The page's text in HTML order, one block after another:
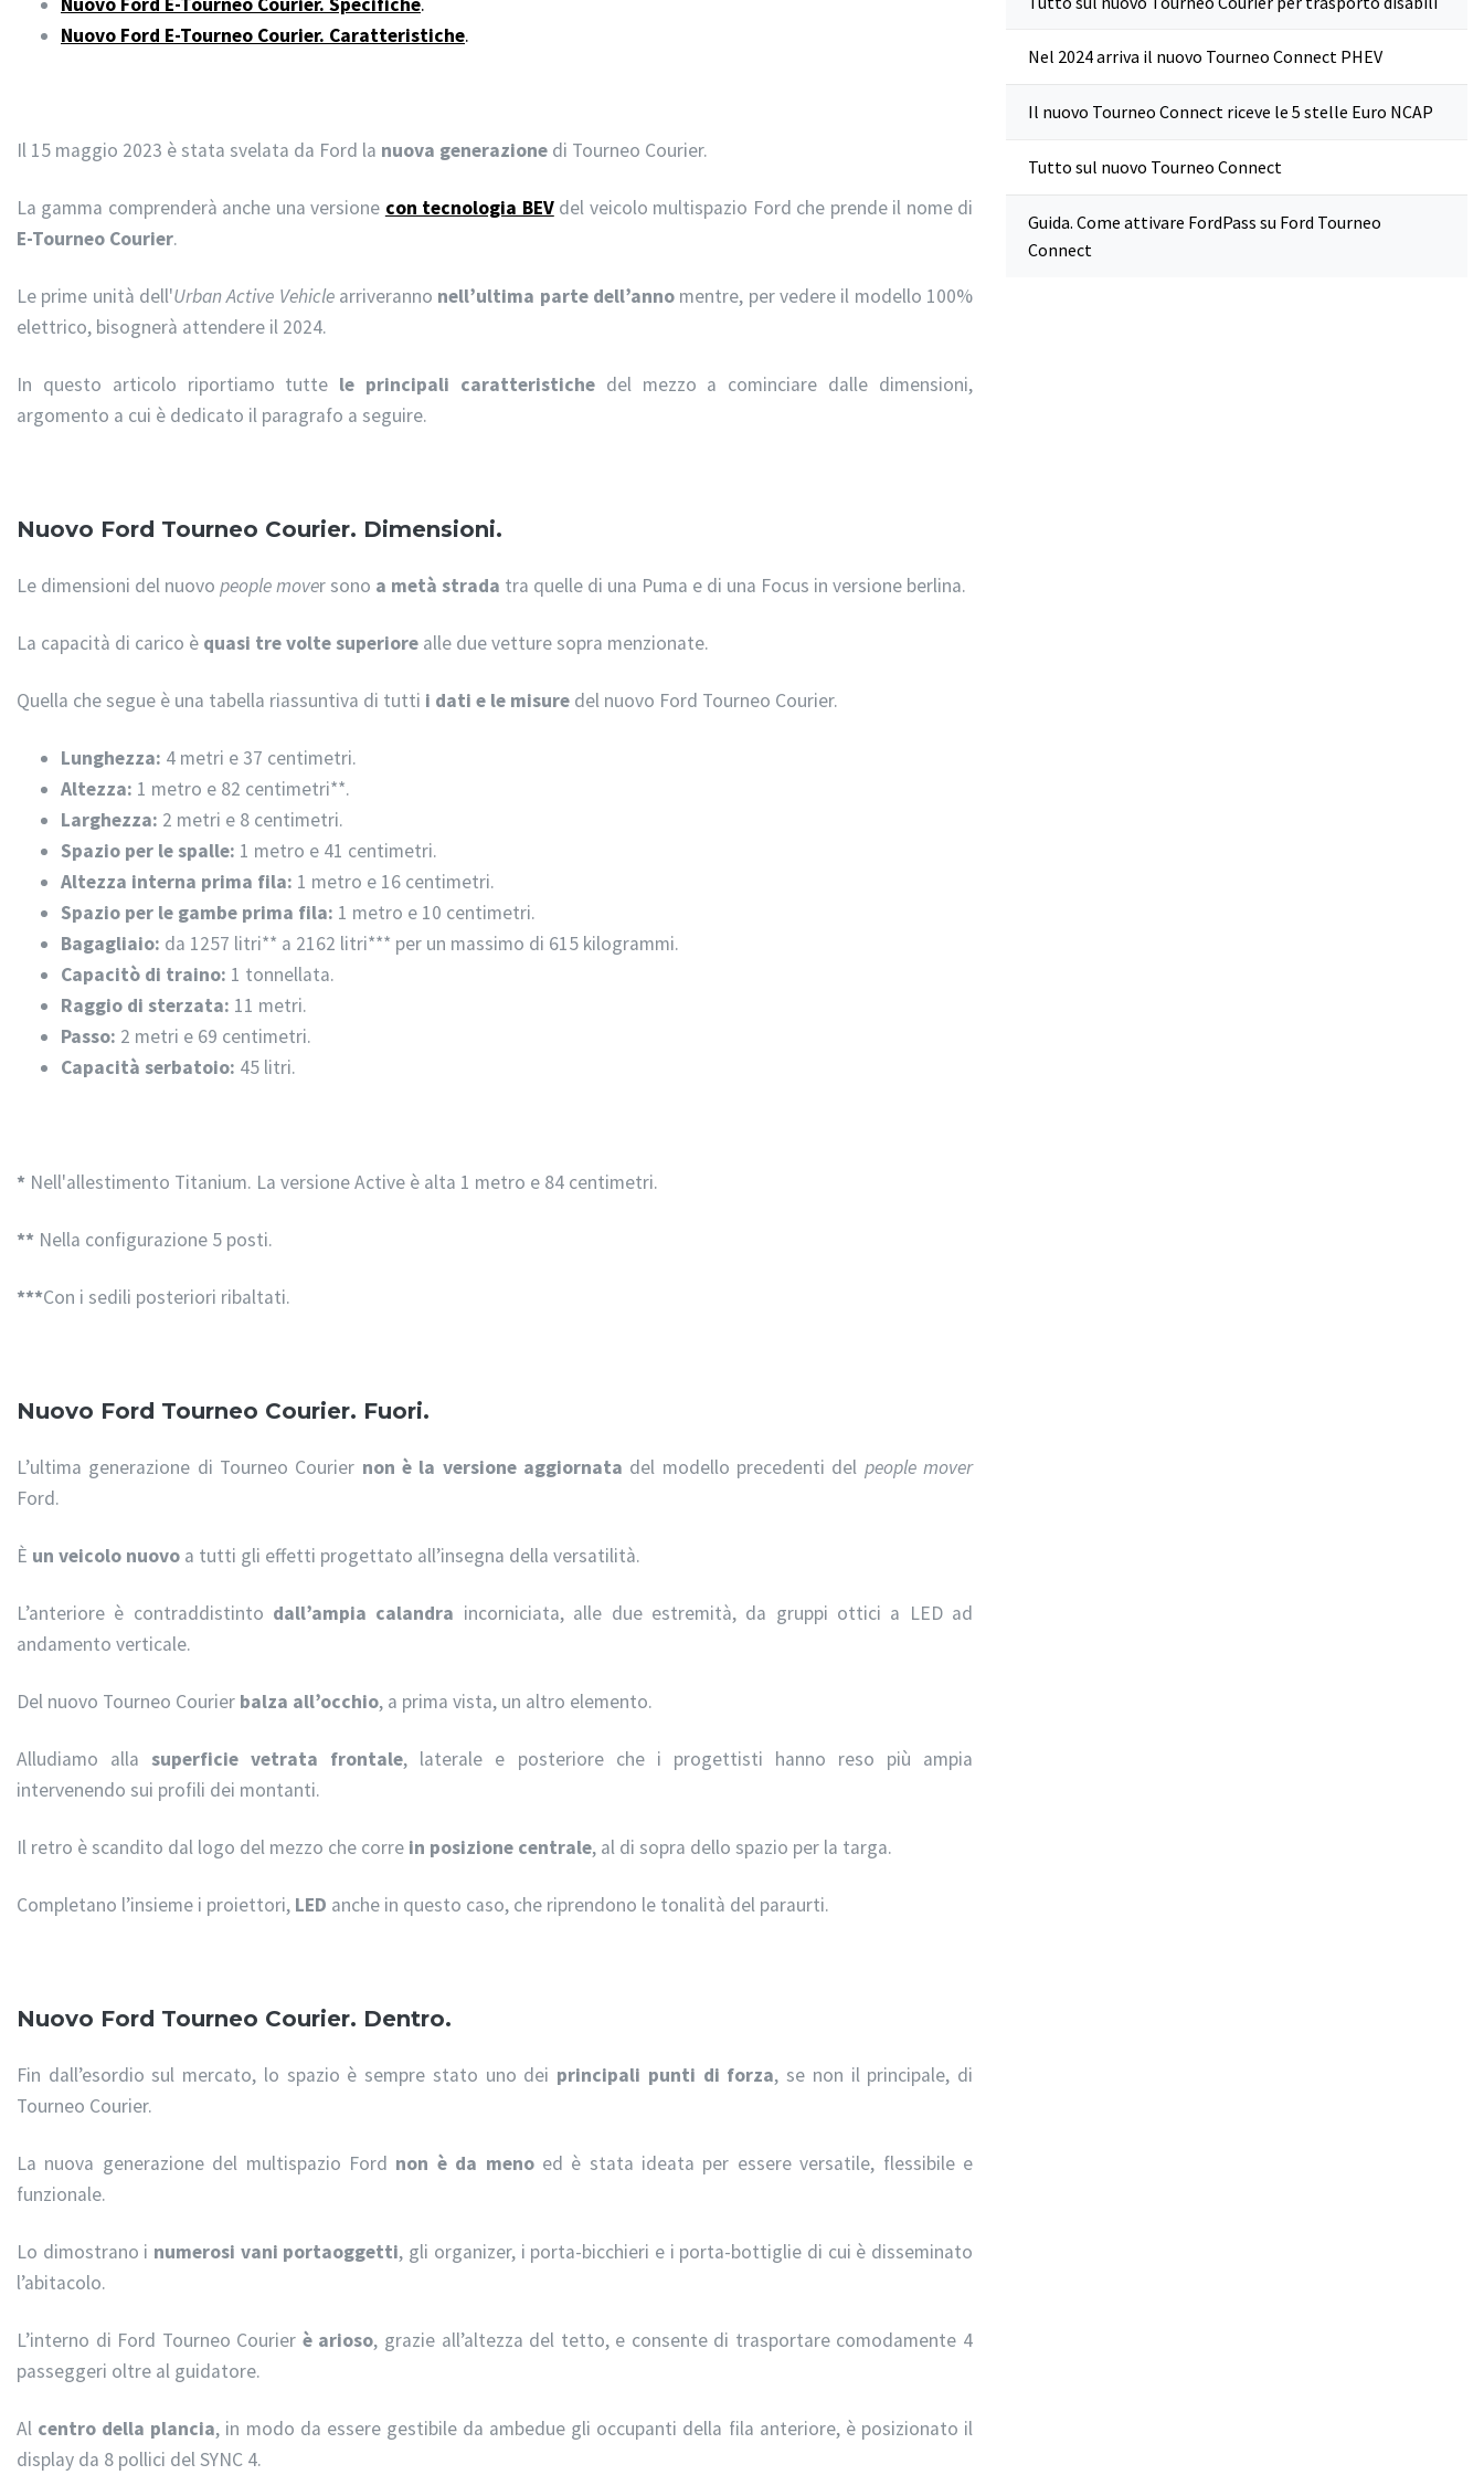
Nuovo Ford E-Tourneo Courier. Caratteristiche.
Il 15 maggio 2023 è stata svelata da Ford la nuova generazione di Tourneo Courier.
La gamma comprenderà anche una versione con tecnologia BEVdel veicolo multispazio Ford che prende il nome di
E-Tourneo Courier.
Le prime unità dell'Urban Active Vehiclearriveranno nell’ultima parte dell’anno mentre, per vedere il modello 100%
elettrico, bisognerà attendere il 2024.
In questo articolo riportiamo tutte le principali caratteristichedel mezzo a cominciare dalle dimensioni,
argomento a cui è dedicato il paragrafo a seguire.
Nuovo Ford Tourneo Courier. Dimensioni.
Le dimensioni del nuovo people mover sono a metà strada tra quelle di una Puma e di una Focus in versione berlina.
La capacità di carico è quasi tre volte superiore alle due vetture sopra menzionate.
Quella che segue è una tabella riassuntiva di tutti i dati e le misure del nuovo Ford Tourneo Courier.
Lunghezza: 4 metri e 37 centimetri.
Altezza: 1 metro e 82 centimetri**.
Larghezza: 2 metri e 8 centimetri.
Spazio per le spalle: 1 metro e 41 centimetri.
Altezza interna prima fila: 1 metro e 16 centimetri.
Spazio per le gambe prima fila: 1 metro e 10 centimetri.
Bagagliaio: da 1257 litri** a 2162 litri*** per un massimo di 615 kilogrammi.
Capacitò di traino: 1 tonnellata.
Raggio di sterzata: 11 metri.
Passo: 2 metri e 69 centimetri.
Capacità serbatoio: 45 litri.
* Nell'allestimento Titanium. La versione Active è alta 1 metro e 84 centimetri.
** Nella configurazione 5 posti.
***Con i sedili posteriori ribaltati.
Nuovo Ford Tourneo Courier. Fuori.
L’ultima generazione di Tourneo Courier non è la versione aggiornata del modello precedenti del people mover
Ford.
È un veicolo nuovo a tutti gli effetti progettato all’insegna della versatilità.
L’anteriore è contraddistinto dall’ampia calandra incorniciata, alle due estremità, da gruppi ottici a LED ad
andamento verticale.
Del nuovo Tourneo Courier balza all’occhio, a prima vista, un altro elemento.
Alludiamo allasuperficie vetrata frontale, laterale e posteriore che i progettisti hanno reso più ampia
intervenendo sui profili dei montanti.
Il retro è scandito dal logo del mezzo che corre in posizione centrale, al di sopra dello spazio per la targa.
Completano l’insieme i proiettori, LED anche in questo caso, che riprendono le tonalità del paraurti.
Nuovo Ford Tourneo Courier. Dentro.
Fin dall’esordio sul mercato, lo spazio è sempre stato uno dei principali punti di forza, se non il principale, di
Tourneo Courier.
La nuova generazione del multispazio Ford non è da menoed è stata ideata per essere versatile, flessibile e
funzionale.
Lo dimostrano i numerosi vani portaoggetti, gli organizer, i porta-bicchieri e i porta-bottiglie di cui è disseminato
l’abitacolo.
L’interno di Ford Tourneo Courier è arioso, grazie all’altezza del tetto, e consente di trasportare comodamente 4
passeggeri oltre al guidatore.
Al centro della plancia, in modo da essere gestibile da ambedue gli occupanti della fila anteriore, è posizionato il
display da 8 pollici del SYNC 4.
Nel 2024 arriva il nuovo Tourneo Connect PHEV
Il nuovo Tourneo Connect riceve le 5 stelle Euro NCAP
Tutto sul nuovo Tourneo Connect
Guida. Come attivare FordPass su Ford Tourneo
Connect